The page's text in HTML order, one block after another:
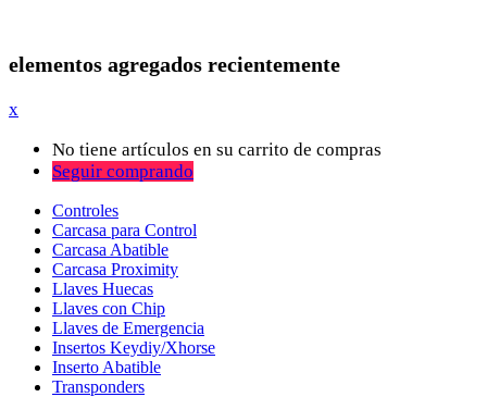
elementos agregados recientemente
x
No tiene artículos en su carrito de compras
Seguir comprando
Controles
Carcasa para Control
Carcasa Abatible
Carcasa Proximity
Llaves Huecas
Llaves con Chip
Llaves de Emergencia
Insertos Keydiy/Xhorse
Inserto Abatible
Transponders